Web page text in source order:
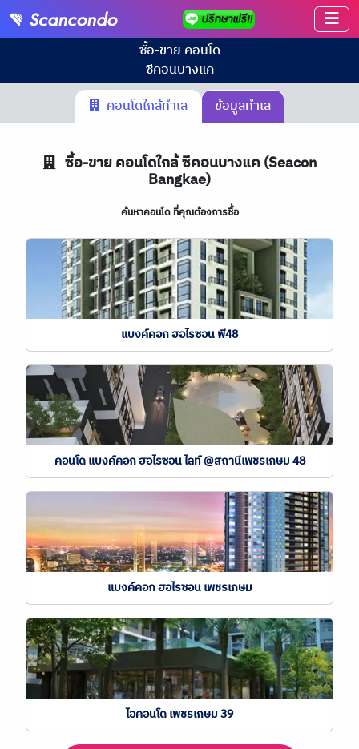
ซื้อ-ขาย คอนโด
ซีคอนบางแค
คอนโดใกล้ทำเล
ข้อมูลทำเล
ซื้อ-ขาย คอนโดใกล้ ซีคอนบางแค (Seacon
Bangkae)
ค้นหาคอนโด ที่คุณต้องการซื้อ
แบงค์คอก ฮอไรซอน พี48
คอนโด แบงค์คอก ฮอไรซอน ไลท์ @สถานีเพชรเกษม 48
แบงค์คอก ฮอไรซอน เพชรเกษม
ไอคอนโด เพชรเกษม 39